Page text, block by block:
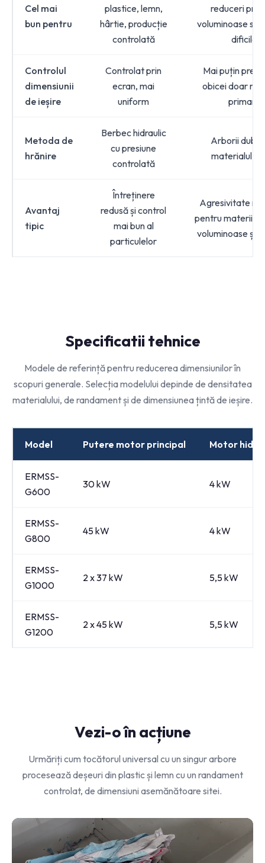
Cel mai
bun pentru
plastice, lemn,
hârtie, producție
controlată
reduceri
voluminoase
dificile
Controlul
dimensiunii
de ieșire
Controlat prin
ecran, mai
uniform
Mai puțin
obicei doar
primară
Metoda de
hrănire
Berbec hidraulic
cu presiune
controlată
Arborii dubli
materialul
Avantaj
tipic
Întreținere
redusă și control
mai bun al
particulelor
Agresivitate
pentru materii
voluminoase și
Specificatii tehnice
Modele de referință pentru reducerea dimensiunilor în
scopuri generale. Selecția modelului depinde de densitatea
materialului, de randament și de dimensiunea țintă de ieșire.
Model Putere motor principal Motor
ERMSS-
G600
30 kW 4 kW
ERMSS-
G800
45 kW 4 kW
ERMSS-
G1000
2 x 37 kW 5,5 kW
ERMSS-
G1200
2 x 45 kW 5,5 kW
Vezi-o în acțiune
Urmăriți cum tocătorul universal cu un singur arbore
procesează deșeuri din plastic și lemn cu un randament
controlat, de dimensiuni asemănătoare sitei.